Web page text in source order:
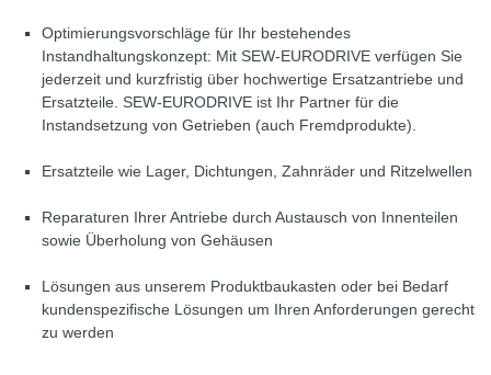
Optimierungsvorschläge für Ihr bestehendes
Instandhaltungskonzept: Mit SEW-EURODRIVE verfügen Sie
jederzeit und kurzfristig über hochwertige Ersatzantriebe und
Ersatzteile. SEW-EURODRIVE ist Ihr Partner für die
Instandsetzung von Getrieben (auch Fremdprodukte).
Ersatzteile wie Lager, Dichtungen, Zahnräder und Ritzelwellen
Reparaturen Ihrer Antriebe durch Austausch von Innenteilen
sowie Überholung von Gehäusen
Lösungen aus unserem Produktbaukasten oder bei Bedarf
kundenspezifische Lösungen um Ihren Anforderungen gerecht
zu werden